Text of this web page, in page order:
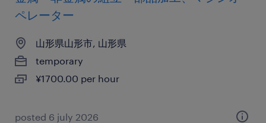
ペレーター
山形県山形市, 山形県
temporary
¥1700.00 per hour
posted 6 july 2026